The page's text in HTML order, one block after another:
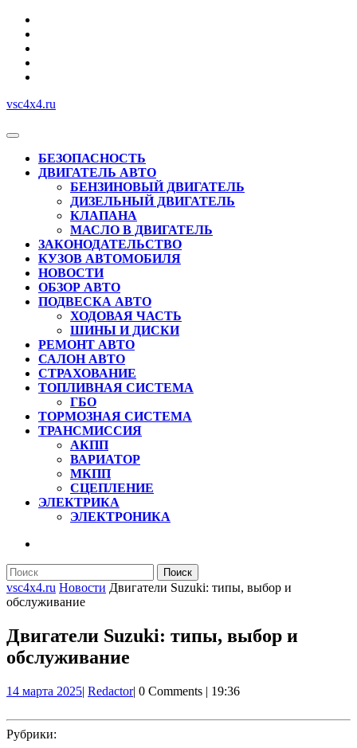
Перейти
содержимому
vsc4x4.ru
Кнопка
ОткрытьБЕЗОПАСНОСТЬ
ДВИГАТЕЛЬ АВТО
БЕНЗИНОВЫЙ ДВИГАТЕЛЬ
ДИЗЕЛЬНЫЙ ДВИГАТЕЛЬ
КЛАПАНА
МАСЛО В ДВИГАТЕЛЬ
ЗАКОНОДАТЕЛЬСТВО
КУЗОВ АВТОМОБИЛЯ
НОВОСТИ
ОБЗОР АВТО
ПОДВЕСКА АВТО
ХОДОВАЯ ЧАСТЬ
ШИНЫ И ДИСКИ
РЕМОНТ АВТО
САЛОН АВТО
СТРАХОВАНИЕ
ТОПЛИВНАЯ СИСТЕМА
ГБО
ТОРМОЗНАЯ СИСТЕМА
ТРАНСМИССИЯ
АКПП
ВАРИАТОР
МКПП
СЦЕПЛЕНИЕ
ЭЛЕКТРИКА
ЭЛЕКТРОНИКА
КНОПКА
Найти:
vsc4x4.ru Новости Двигатели Suzuki: типы, выбор и
обслуживание
Двигатели Suzuki: типы, выбор и
обслуживание
14 марта 202514
2025
| RedactorRedactor
| 0 Comments | 19:36
Рубрики: